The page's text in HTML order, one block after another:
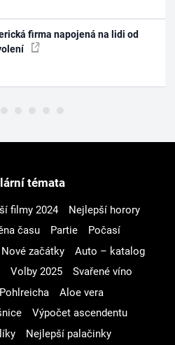
firma napojená na lidi od
témata
filmy 2024
Nejlepší horory
času Partie
Počasí
Nové začátky
Auto – katalog
Volby 2025
Svařené víno
Aloe vera
Výpočet ascendentu
Nejlepší palačinky